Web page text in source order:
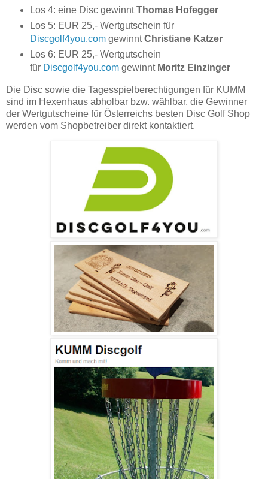
Los 4: eine Disc gewinntThomas Hofegger
Los 5: EUR 25,- Wertgutschein für
Discgolf4you.com gewinntChristiane Katzer
Los 6: EUR 25,- Wertgutschein
für Discgolf4you.com gewinnt Moritz Einzinger
Die Disc sowie die Tagesspielberechtigungen für KUMM
sind im Hexenhaus abholbar bzw. wählbar, die Gewinner
der Wertgutscheine für Österreichs besten Disc Golf Shop
werden vom Shopbetreiber direkt kontaktiert.